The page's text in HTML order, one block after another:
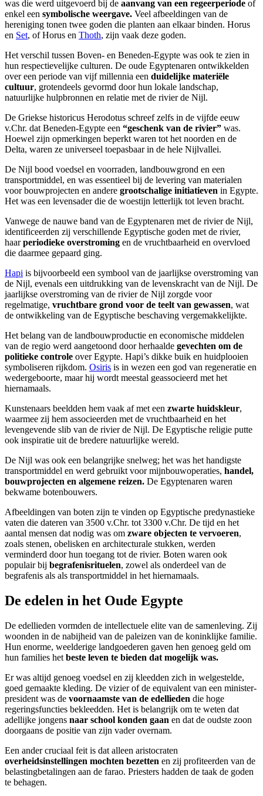
was die werd uitgevoerd bij de aanvang van een regeerperiode of
enkel een symbolische weergave. Veel afbeeldingen van de
hereniging tonen twee goden die planten aan elkaar binden. Horus
en Set, of Horus en Thoth, zijn vaak deze goden.
Het verschil tussen Boven- en Beneden-Egypte was ook te zien in
hun respectievelijke culturen. De oude Egyptenaren ontwikkelden
over een periode van vijf millennia een duidelijke materiële
cultuur, grotendeels gevormd door hun lokale landschap,
natuurlijke hulpbronnen en relatie met de rivier de Nijl.
De Griekse historicus Herodotus schreef zelfs in de vijfde eeuw
v.Chr. dat Beneden-Egypte een “geschenk van de rivier” was.
Hoewel zijn opmerkingen beperkt waren tot het noorden en de
Delta, waren ze universeel toepasbaar in de hele Nijlvallei.
De Nijl bood voedsel en voorraden, landbouwgrond en een
transportmiddel, en was essentieel bij de levering van materialen
voor bouwprojecten en andere grootschalige initiatieven in Egypte.
Het was een levensader die de woestijn letterlijk tot leven bracht.
Vanwege de nauwe band van de Egyptenaren met de rivier de Nijl,
identificeerden zij verschillende Egyptische goden met de rivier,
haarperiodieke overstroming en de vruchtbaarheid en overvloed
die daarmee gepaard ging.
Hapi is bijvoorbeeld een symbool van de jaarlijkse overstroming van
de Nijl, evenals een uitdrukking van de levenskracht van de Nijl. De
jaarlijkse overstroming van de rivier de Nijl zorgde voor
regelmatige, vruchtbare grond voor de teelt van gewassen, wat
de ontwikkeling van de Egyptische beschaving vergemakkelijkte.
Het belang van de landbouwproductie en economische middelen
van de regio werd aangetoond door herhaalde gevechten om de
politieke controle over Egypte. Hapi’s dikke buik en huidplooien
symboliseren rijkdom. Osiris is in wezen een god van regeneratie en
wedergeboorte, maar hij wordt meestal geassocieerd met het
hiernamaals.
Kunstenaars beeldden hem vaak af met een zwarte huidskleur,
waarmee zij hem associeerden met de vruchtbaarheid en het
levengevende slib van de rivier de Nijl. De Egyptische religie putte
ook inspiratie uit de bredere natuurlijke wereld.
De Nijl was ook een belangrijke snelweg; het was het handigste
transportmiddel en werd gebruikt voor mijnbouwoperaties, handel,
bouwprojecten en algemene reizen. De Egyptenaren waren
bekwame botenbouwers.
Afbeeldingen van boten zijn te vinden op Egyptische predynastieke
vaten die dateren van 3500 v.Chr. tot 3300 v.Chr. De tijd en het
aantal mensen dat nodig was om zware objecten te vervoeren,
zoals stenen, obelisken en architecturale stukken, werden
verminderd door hun toegang tot de rivier. Boten waren ook
populair bij begrafenisrituelen, zowel als onderdeel van de
begrafenis als als transportmiddel in het hiernamaals.
De edelen in het Oude Egypte
De edellieden vormden de intellectuele elite van de samenleving. Zij
woonden in de nabijheid van de paleizen van de koninklijke familie.
Hun enorme, weelderige landgoederen gaven hen genoeg geld om
hun families het beste leven te bieden dat mogelijk was.
Er was altijd genoeg voedsel en zij kleedden zich in welgestelde,
goed gemaakte kleding. De vizier of de equivalent van een minister-
president was de voornaamste van de edellieden die hoge
regeringsfuncties bekleedden. Het is belangrijk om te weten dat
adellijke jongens naar school konden gaan en dat de oudste zoon
doorgaans de positie van zijn vader overnam.
Een ander cruciaal feit is dat alleen aristocraten
overheidsinstellingen mochten bezetten en zij profiteerden van de
belastingbetalingen aan de farao. Priesters hadden de taak de goden
te behagen.